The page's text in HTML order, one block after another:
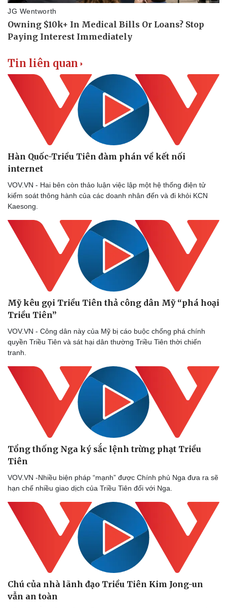
Thể thao
Lịch thi đấu bóng đá
Thế giới thể thao
Ô tô - Xe máy
Ô tô
Xe máy
Tin liên quan
Hàn Quốc-Triều Tiên đàm phán về kết nối
internet
VOV.VN - Hai bên còn thảo luận việc lập một hệ thống điện tử
kiểm soát thông hành của các doanh nhân đến và đi khỏi KCN
Kaesong.
Mỹ kêu gọi Triều Tiên thả công dân Mỹ “phá hoại
Triều Tiên”
VOV.VN - Công dân này của Mỹ bị cáo buộc chống phá chính
quyền Triều Tiên và sát hại dân thường Triều Tiên thời chiến
tranh.
Tổng thống Nga ký sắc lệnh trừng phạt Triều
Tiên
VOV.VN -Nhiều biện pháp “mạnh” được Chính phủ Nga đưa ra sẽ
hạn chế nhiều giao dịch của Triều Tiên đối với Nga.
Chú của nhà lãnh đạo Triều Tiên Kim Jong-un
vẫn an toàn